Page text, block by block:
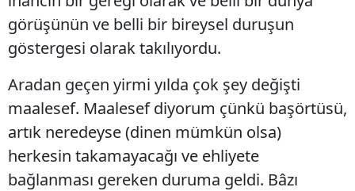
görüşünün ve belli bir bireysel duruşun
göstergesi olarak takılıyordu.
Aradan geçen yirmi yılda çok şey değişti
maalesef. Maalesef diyorum çünkü başörtüsü,
artık neredeyse (dinen mümkün olsa)
herkesin takamayacağı ve ehliyete
bağlanması gereken duruma geldi. Bâzı